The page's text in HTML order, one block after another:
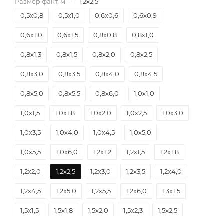
0,5х0,8
0,5х1,0 0,6х0,6 0,6х0,9
0,6х1,0 0,6х1,5 0,8х0,8 0,8х1,0
0,8х1,3 0,8х1,5 0,8х2,0 0,8х2,5
0,8х3,0 0,8х3,5 0,8х4,0 0,8х4,5
0,8х5,0 0,8х5,5 0,8х6,0 1,0х1,0
1,0х1,5 1,0х1,8 1,0х2,0 1,0х2,5 1,0х3,0
1,0х3,5 1,0х4,0 1,0х4,5 1,0х5,0
1,0х5,5 1,0х6,0 1,2х1,2 1,2х1,5 1,2х1,8
1,2х2,0 1,2х2,5 1,2х3,0 1,2х3,5 1,2х4,0
1,2х4,5 1,2х5,0 1,2х5,5 1,2х6,0 1,3х1,5
1,5х1,5 1,5х1,8 1,5х2,0 1,5х2,3 1,5х2,5